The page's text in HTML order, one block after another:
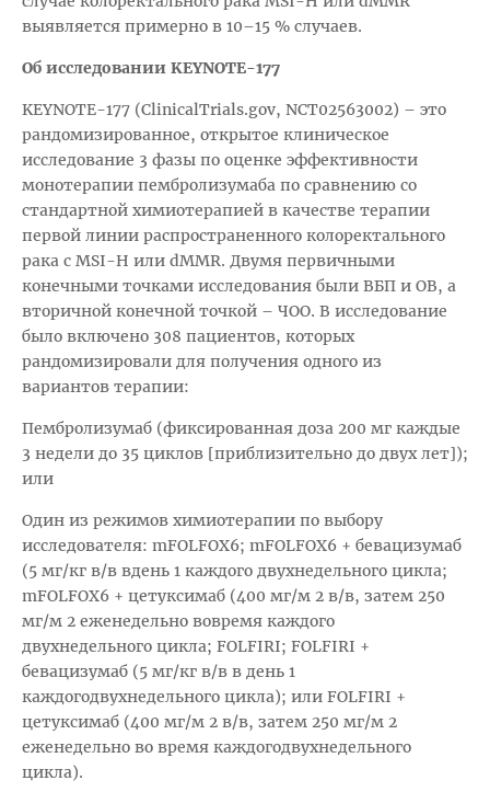
выявляется примерно в 10–15 % случаев.
Об исследовании KEYNOTE-177
KEYNOTE-177 (ClinicalTrials.gov, NCT02563002) – это
рандомизированное, открытое клиническое
исследование 3 фазы по оценке эффективности
монотерапии пембролизумаба по сравнению со
стандартной химиотерапией в качестве терапии
первой линии распространенного колоректального
рака с MSI-H или dMMR. Двумя первичными
конечными точками исследования были ВБП и ОВ, а
вторичной конечной точкой – ЧОО. В исследование
было включено 308 пациентов, которых
рандомизировали для получения одного из
вариантов терапии:
Пембролизумаб (фиксированная доза 200 мг каждые
3 недели до 35 циклов [приблизительно до двух лет]);
или
Один из режимов химиотерапии по выбору
исследователя: mFOLFOX6; mFOLFOX6 + бевацизумаб
(5 мг/кг в/в вдень 1 каждого двухнедельного цикла;
mFOLFOX6 + цетуксимаб (400 мг/м 2 в/в, затем 250
мг/м 2 еженедельно вовремя каждого
двухнедельного цикла; FOLFIRI; FOLFIRI +
бевацизумаб (5 мг/кг в/в в день 1
каждогодвухнедельного цикла); или FOLFIRI +
цетуксимаб (400 мг/м 2 в/в, затем 250 мг/м 2
еженедельно во время каждогодвухнедельного
цикла).